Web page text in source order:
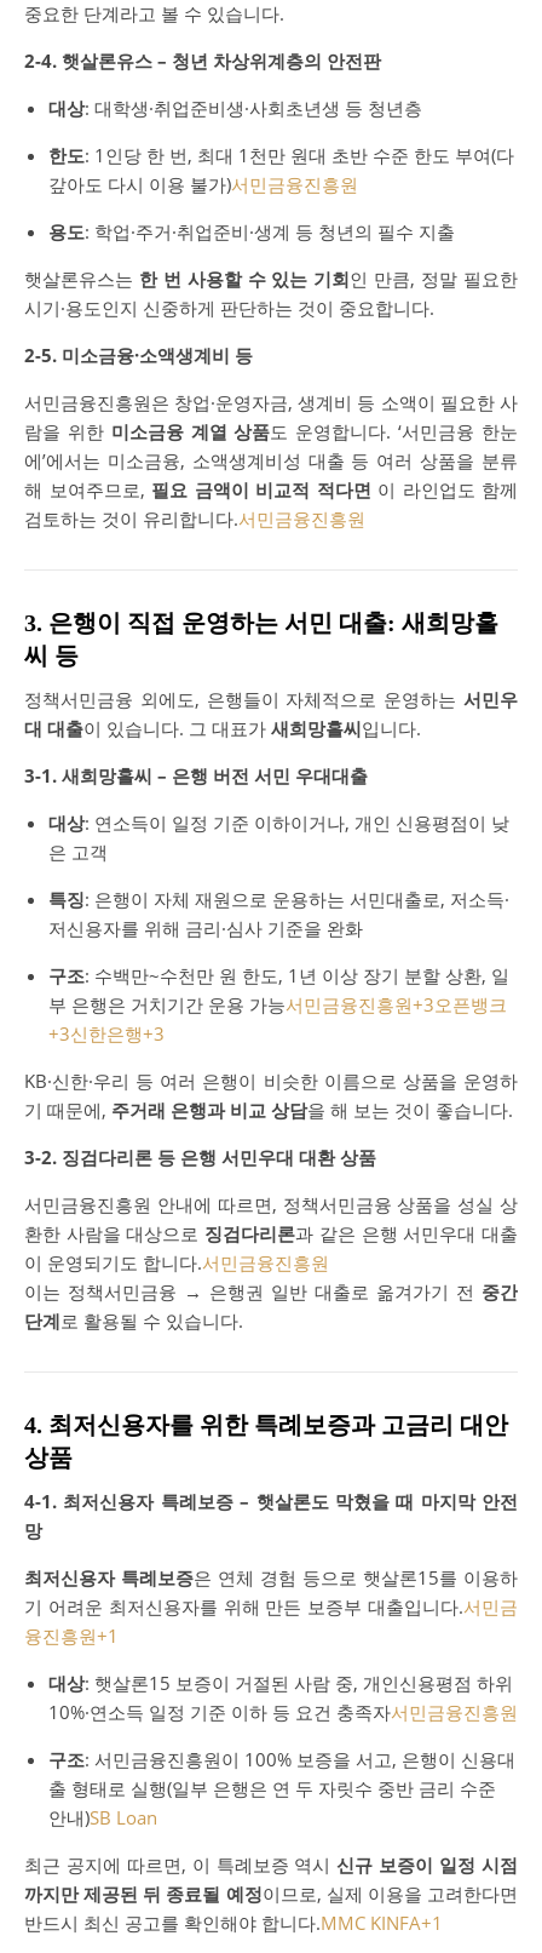
중요한 단계라고 볼 수 있습니다.
2-4. 햇살론유스 – 청년 차상위계층의 안전판
대상: 대학생·취업준비생·사회초년생 등 청년층
한도: 1인당 한 번, 최대 1천만 원대 초반 수준 한도 부여(다
갚아도 다시 이용 불가)서민금융진흥원
용도: 학업·주거·취업준비·생계 등 청년의 필수 지출
햇살론유스는 한 번 사용할 수 있는 기회인 만큼, 정말 필요한
시기·용도인지 신중하게 판단하는 것이 중요합니다.
2-5. 미소금융·소액생계비 등
서민금융진흥원은 창업·운영자금, 생계비 등 소액이 필요한 사
람을 위한 미소금융 계열 상품도 운영합니다. ‘서민금융 한눈
에’에서는 미소금융, 소액생계비성 대출 등 여러 상품을 분류
해 보여주므로, 필요 금액이 비교적 적다면 이 라인업도 함께
검토하는 것이 유리합니다.서민금융진흥원
3. 은행이 직접 운영하는 서민 대출: 새희망홀
씨 등
정책서민금융 외에도, 은행들이 자체적으로 운영하는 서민우
대 대출이 있습니다. 그 대표가 새희망홀씨입니다.
3-1. 새희망홀씨 – 은행 버전 서민 우대대출
대상: 연소득이 일정 기준 이하이거나, 개인 신용평점이 낮
은 고객
특징: 은행이 자체 재원으로 운용하는 서민대출로, 저소득·
저신용자를 위해 금리·심사 기준을 완화
구조: 수백만~수천만 원 한도, 1년 이상 장기 분할 상환, 일
부 은행은 거치기간 운용 가능서민금융진흥원+3오픈뱅크
+3신한은행+3
KB·신한·우리 등 여러 은행이 비슷한 이름으로 상품을 운영하
기 때문에, 주거래 은행과 비교 상담을 해 보는 것이 좋습니다.
3-2. 징검다리론 등 은행 서민우대 대환 상품
서민금융진흥원 안내에 따르면, 정책서민금융 상품을 성실 상
환한 사람을 대상으로 징검다리론과 같은 은행 서민우대 대출
이 운영되기도 합니다.서민금융진흥원
이는 정책서민금융 → 은행권 일반 대출로 옮겨가기 전 중간
단계로 활용될 수 있습니다.
4. 최저신용자를 위한 특례보증과 고금리 대안
상품
4-1. 최저신용자 특례보증 – 햇살론도 막혔을 때 마지막 안전
망
최저신용자 특례보증은 연체 경험 등으로 햇살론15를 이용하
기 어려운 최저신용자를 위해 만든 보증부 대출입니다.서민금
융진흥원+1
대상: 햇살론15 보증이 거절된 사람 중, 개인신용평점 하위
10%·연소득 일정 기준 이하 등 요건 충족자서민금융진흥원
구조: 서민금융진흥원이 100% 보증을 서고, 은행이 신용대
출 형태로 실행(일부 은행은 연 두 자릿수 중반 금리 수준
안내)SB Loan
최근 공지에 따르면, 이 특례보증 역시신규 보증이 일정 시점
까지만 제공된 뒤 종료될 예정이므로, 실제 이용을 고려한다면
반드시 최신 공고를 확인해야 합니다.MMC KINFA+1